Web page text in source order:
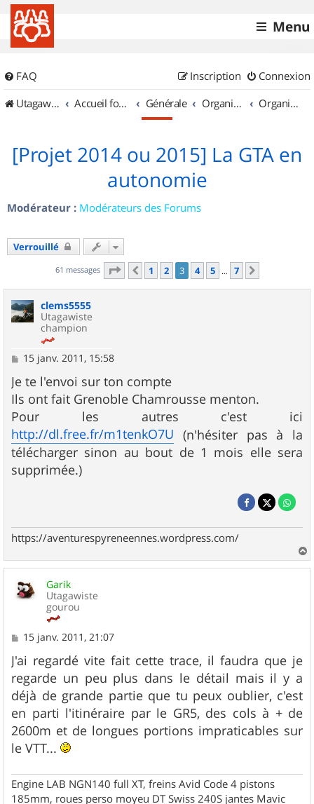
Menu
FAQ Connexion
Inscription
UtagawaVTT (Randos VTT et VTTAE avec traces GPS)
Accueil forum Générale Organisation de sorties & Recherche de partenaires Organisation de sorties en région Rhône Alpes
[Projet 2014 ou 2015] La GTA en
autonomie
Modérateur : Modérateurs des Forums
Verrouillé
61 messages Page 3sur7
Précédent
1 2 3 4 5 … 7
clems5555
Utagawiste
champion
M
s
s
a
g
e
15 janv. 2011, 15:58
Je te l'envoi sur ton compte
Ils ont fait Grenoble Chamrousse menton.
Pour les autres c'est ici
http://dl.free.fr/m1tenkO7U (n'hésiter pas à la
télécharger sinon au bout de 1 mois elle sera
supprimée.)
https://aventurespyreneennes.wordpress.com/
a
u
Garik
Utagawiste
gourou
M
s
s
a
g
e
15 janv. 2011, 21:07
J'ai regardé vite fait cette trace, il faudra que je
regarde un peu plus dans le détail mais il y a
déjà de grande partie que tu peux oublier, c'est
en parti l'itinéraire par le GR5, des cols à + de
2600m et de longues portions impraticables sur
le VTT...
Engine LAB NGN140 full XT, freins Avid Code 4 pistons
185mm, roues perso moyeu DT Swiss 240S jantes Mavic